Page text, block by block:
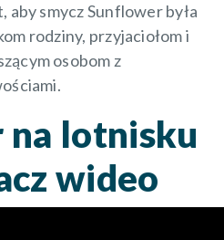
aby smycz Sunflower była
rodziny, przyjaciołom i
osobom z
lotnisku
wideo